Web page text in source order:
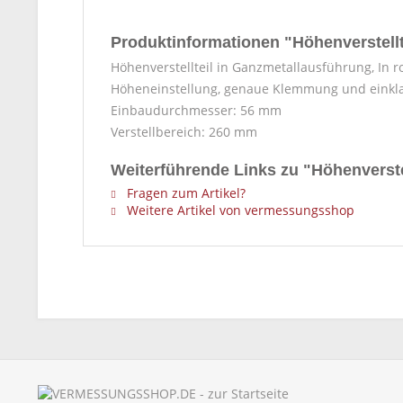
Produktinformationen
Höhenverstellteil in Ganzmetallausführung, In
Höheneinstellung, genaue Klemmung und
Einbaudurchmesser: 56 mm
Verstellbereich: 260 mm
Weiterführende Links zu
Fragen zum Artikel?
Weitere Artikel von vermessungsshop